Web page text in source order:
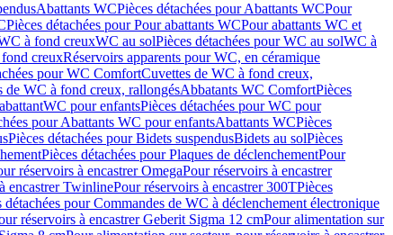
Abattants WCPièces détachées pour Abattants WCPour
Pièces détachées pour Pour abattants WCPour abattants WC et
à fond creuxWC au solPièces détachées pour WC au solWC à
fond creuxRéservoirs apparents pour WC, en céramique
pour WC ComfortCuvettes de WC à fond creux,
de WC à fond creux, rallongésAbbatants WC ComfortPièces
WC pour enfantsPièces détachées pour WC pour
pour Abattants WC pour enfantsAbattants WCPièces
Pièces détachées pour Bidets suspendusBidets au solPièces
Pièces détachées pour Plaques de déclenchementPour
réservoirs à encastrer OmegaPour réservoirs à encastrer
encastrer TwinlinePour réservoirs à encastrer 300TPièces
détachées pour Commandes de WC à déclenchement électronique
réservoirs à encastrer Geberit Sigma 12 cmPour alimentation sur